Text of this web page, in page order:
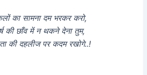
का सामना दम भरकर करो,
की छाँव में न थकने देना तुम,
की दहलीज पर कदम रखोगे..!